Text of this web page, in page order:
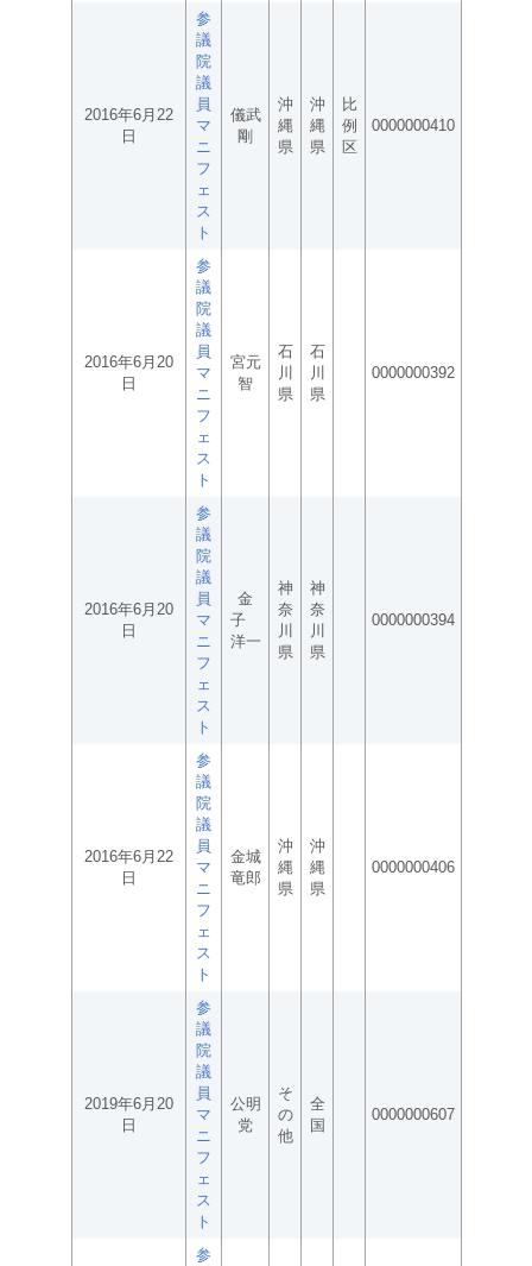
2016年6月22
日
参
議
院
議
員
マ
ニ
フ
ェ
ス
ト
儀武
剛
沖
縄
県
沖
縄
県
比
例
区
0000000410
2016年6月20
日
参
議
院
議
員
マ
ニ
フ
ェ
ス
ト
宮元
智
石
川
県
石
川
県
0000000392
2016年6月20
日
参
議
院
議
員
マ
ニ
フ
ェ
ス
ト
金
子
洋一
神
奈
川
県
神
奈
川
県
0000000394
2016年6月22
日
参
議
院
議
員
マ
ニ
フ
ェ
ス
ト
金城
竜郎
沖
縄
県
沖
縄
県
0000000406
2019年6月20
日
参
議
院
議
員
マ
ニ
フ
ェ
ス
ト
公明
党
そ
の
他
全
国
0000000607
参